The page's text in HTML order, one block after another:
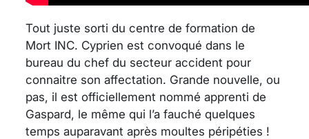
Tout juste sorti du centre de formation de
Mort INC. Cyprien est convoqué dans le
bureau du chef du secteur accident pour
connaitre son affectation. Grande nouvelle, ou
pas, il est officiellement nommé apprenti de
Gaspard, le même qui l’a fauché quelques
temps auparavant après moultes péripéties !